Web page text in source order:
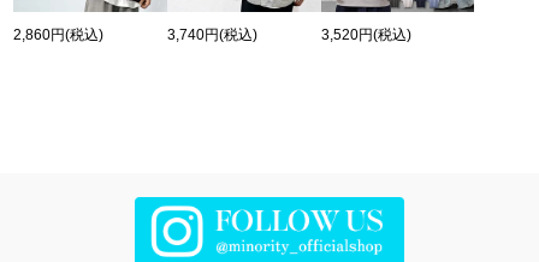
2,860円(税込) 3,740円(税込) 3,520円(税込)